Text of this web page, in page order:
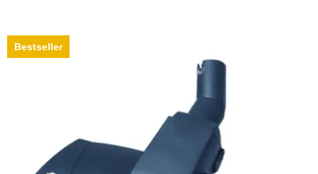
Bestseller